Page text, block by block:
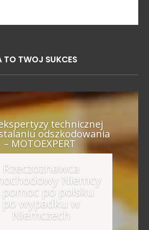
TO TWOJ SUKCES
technicznej
odszkodowania
– MOTOEXPERT
Rzeczoznawca
Niemcy
po polsku
po wypadku w
Niemczech